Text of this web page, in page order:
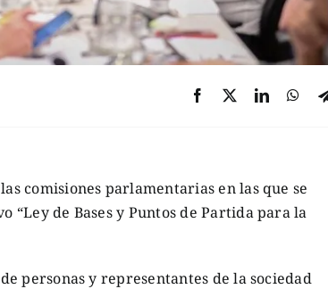
comisiones parlamentarias en las que se
“Ley de Bases y Puntos de Partida para la
personas y representantes de la sociedad